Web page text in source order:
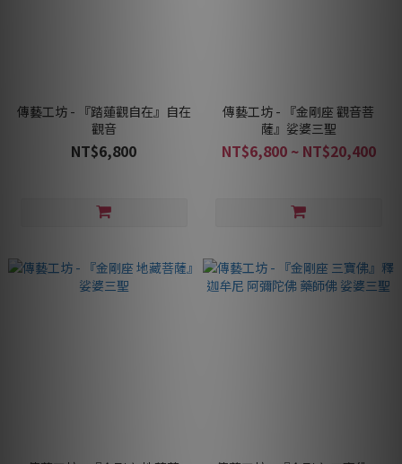
傳藝工坊 - 『踏蓮觀自在』自在
觀音
NT$6,800
傳藝工坊 - 『金剛座 觀音菩
薩』娑婆三聖
NT$6,800 ~ NT$20,400